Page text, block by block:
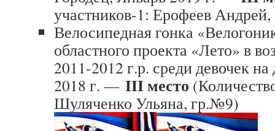
участников-1: Ерофеев
Велосипедная гонка
областного проекта «Лето» в
2011-2012 г.р. среди девочек
2018 г. — III место
Шуляченко Ульяна, гр.№9)